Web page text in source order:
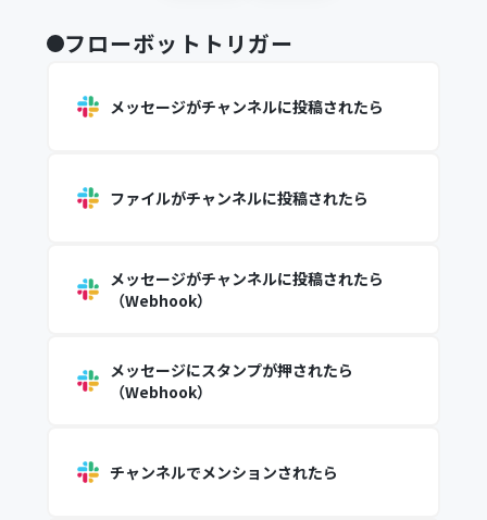
フローボットトリガー
メッセージがチャンネルに投稿されたら
ファイルがチャンネルに投稿されたら
メッセージがチャンネルに投稿されたら
（Webhook）
メッセージにスタンプが押されたら
（Webhook）
チャンネルでメンションされたら